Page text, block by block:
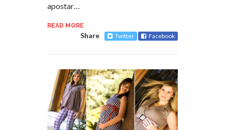
apostar…
READ MORE
Share Twitter Facebook